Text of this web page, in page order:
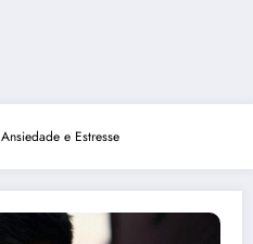
Ansiedade e Estresse